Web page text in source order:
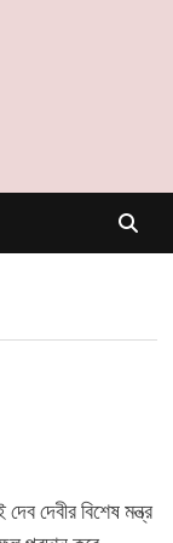
দেবীর বিশেষ মন্ত্র